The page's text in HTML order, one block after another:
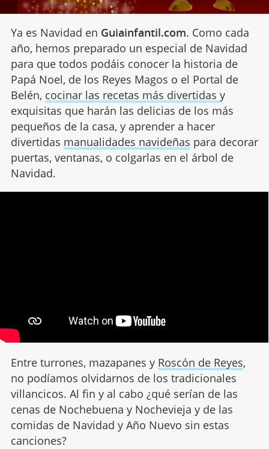
Ya es Navidad en Guiainfantil.com. Como cada
año, hemos preparado un especial de Navidad
para que todos podáis conocer la historia de
Papá Noel, de los Reyes Magos o el Portal de
Belén, cocinar las recetas más divertidas y
exquisitas que harán las delicias de los más
pequeños de la casa, y aprender a hacer
divertidas manualidades navideñas para decorar
puertas, ventanas, o colgarlas en el árbol de
Navidad.
Entre turrones, mazapanes y Roscón de Reyes,
no podíamos olvidarnos de los tradicionales
villancicos. Al fin y al cabo ¿qué serían de las
cenas de Nochebuena y Nochevieja y de las
comidas de Navidad y Año Nuevo sin estas
canciones?